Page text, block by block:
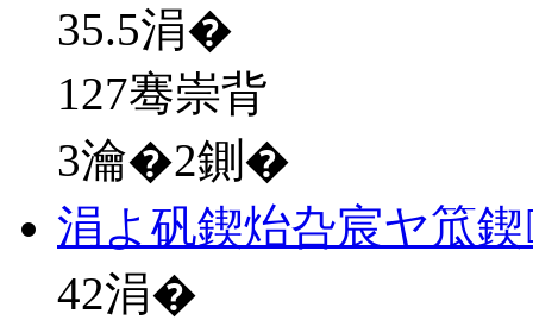
35.5涓�
127骞崇背
3瀹�2鍘�
涓よ矾鍥炲叴宸ヤ笟
42涓�